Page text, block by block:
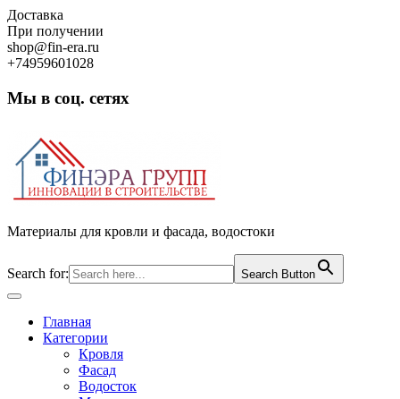
Skip
to
content
Доставка
При получении
shop@fin-era.ru
+74959601028
Мы в соц. сетях
Материалы для кровли и фасада, водостоки
Search for: Search Button
Open
ButtonГлавная
Категории
Кровля
Фасад
Водосток